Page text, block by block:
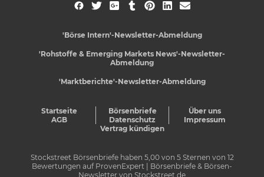
'Börse Intern'-Newsletter-Abmeldung
'Rohstoffe & Emerging Markets News'-Newsletter-
Abmeldung
'Marktberichte'-Newsletter-Abmeldung
Startseite Börsenbriefe
Über uns
AGB
Datenschutz
Impressum
Vertrag kündigen
Stockstreet Börsenbriefe haben 5,00von 5Sternen von 12
Bewertungen auf ProvenExpert
| Börsenbriefe & Börsen-
Newsletter von Stockstreet.de